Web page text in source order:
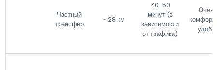
Частный
трансфер
~ 28 км
40-50
минут (в
зависимости
от трафика)
Очень